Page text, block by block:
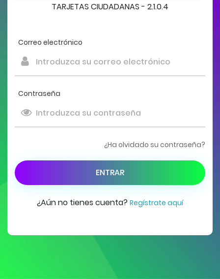
TARJETAS CIUDADANAS - 2.1.0.4
Correo electrónico
Contraseña
¿Ha olvidado su contraseña?
ENTRAR
¿Aún no tienes cuenta? Regístrate aquí